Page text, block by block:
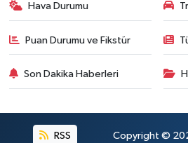
Hava Durumu
Puan Durumu ve Fikstür
Son Dakika Haberleri
RSS Copyright ©